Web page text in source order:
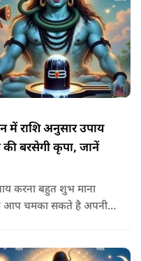
राशि अनुसार उपाय
बरसेगी कृपा, जानें
करना बहुत शुभ माना
आप चमका सकते है अपनी